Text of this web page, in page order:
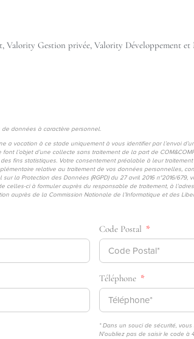
Valority Gestion privée, Valority Développement et
de données à caractère personnel.
vocation à ce stade uniquement à vous identifier par l’envoi
l’objet d’une collecte sans traitement de la part de
fins statistiques. Votre consentement préalable à leur
relative au traitement de vos données personnelles,
Protection des Données (RGPD) du 27 avril 2016 n°2016/679,
ci à formuler auprès du responsable de traitement, à
auprès de la Commission Nationale de l’Informatique et des
Code Postal
Téléphone
* Dans un souci de sécurité,
N'oubliez pas de saisir le code à